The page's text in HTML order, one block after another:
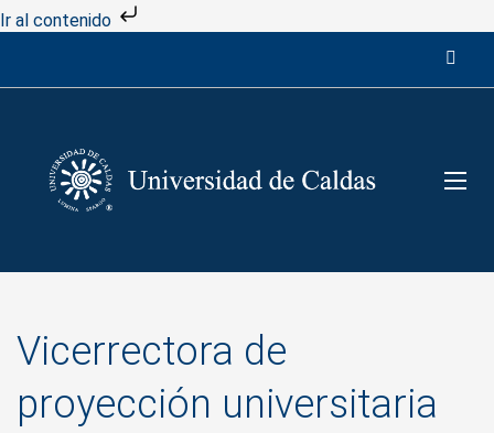
Ir al contenido
Vicerrectora de
proyección universitaria